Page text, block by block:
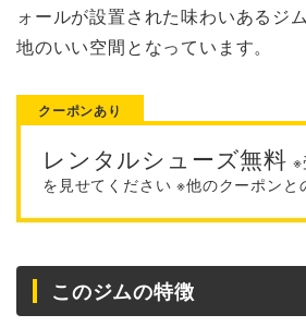
ォールが設置された味わいあるジ
地のいい空間となっています。
クーポンあり
レンタルシューズ無料 ※
を見せてください ※他のクーポンと
このジムの特徴